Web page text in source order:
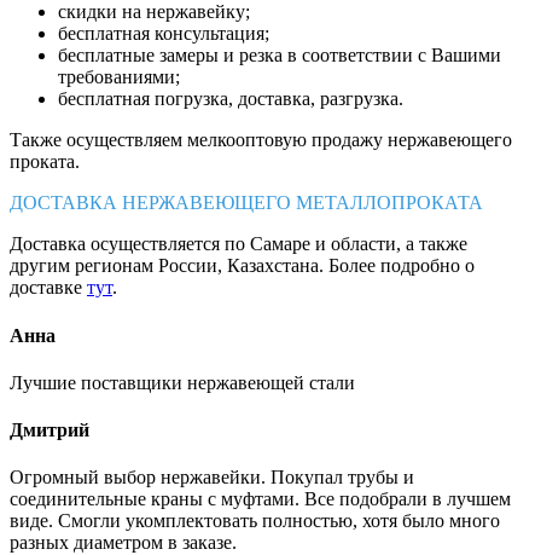
скидки на нержавейку;
бесплатная консультация;
бесплатные замеры и резка в соответствии с Вашими
требованиями;
бесплатная погрузка, доставка, разгрузка.
Также осуществляем мелкооптовую продажу нержавеющего
проката.
ДОСТАВКА НЕРЖАВЕЮЩЕГО МЕТАЛЛОПРОКАТА
Доставка осуществляется по Самаре и области, а также
другим регионам России, Казахстана. Более подробно о
доставке тут.
Анна
Лучшие поставщики нержавеющей стали
Дмитрий
Огромный выбор нержавейки. Покупал трубы и
соединительные краны с муфтами. Все подобрали в лучшем
виде. Смогли укомплектовать полностью, хотя было много
разных диаметром в заказе.